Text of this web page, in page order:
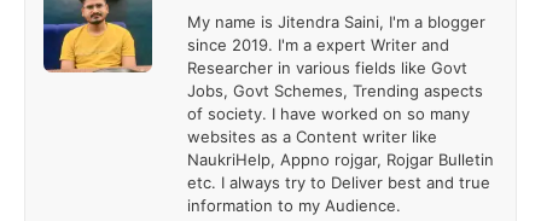
My name is Jitendra Saini, I'm a blogger
since 2019. I'm a expert Writer and
Researcher in various fields like Govt
Jobs, Govt Schemes, Trending aspects
of society. I have worked on so many
websites as a Content writer like
NaukriHelp, Appno rojgar, Rojgar Bulletin
etc. I always try to Deliver best and true
information to my Audience.